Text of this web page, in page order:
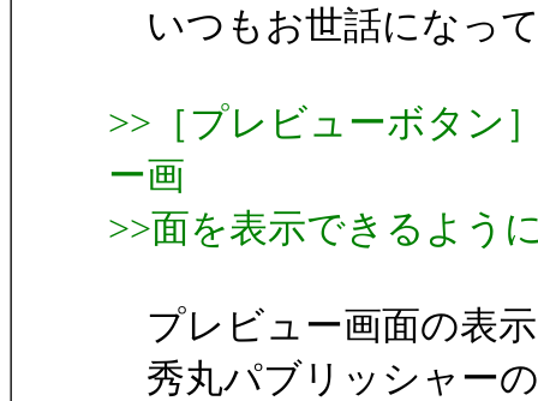
いつもお世話になっ
>>［プレビューボタン
ー画
>>面を表示できるよう
プレビュー画面の表
秀丸パブリッシャー